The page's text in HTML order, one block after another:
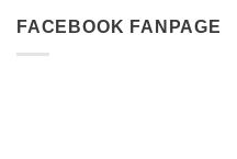
FACEBOOK FANPAGE